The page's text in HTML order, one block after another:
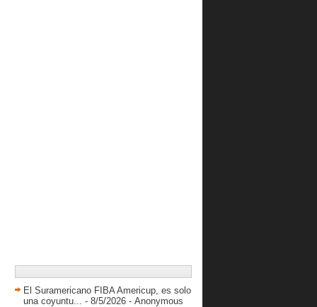
Mapa Mental del Entrenador Por Elis
Marrufo. Parte 2
El Suramericano FIBA Americup, es solo
una coyuntu... - 8/5/2026 - Anonymous